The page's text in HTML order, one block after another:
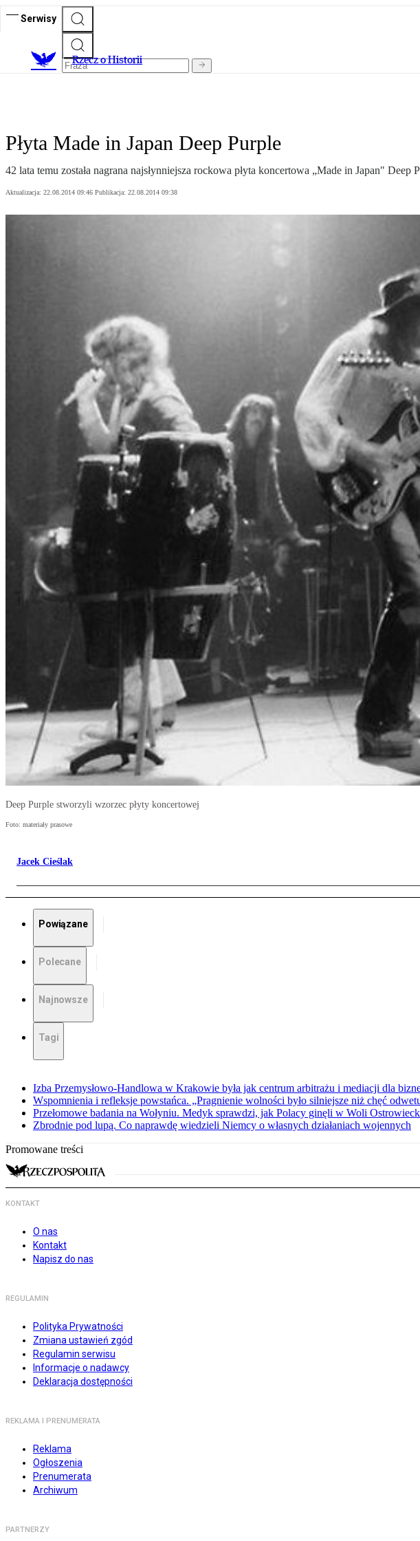
Serwisy
Rzecz o Historii
Płyta Made in Japan Deep Purple
42 lata temu została nagrana najsłynniejsza rockowa płyta koncertowa „Made in Japan"
Aktualizacja: 22.08.2014 09:46 Publikacja: 22.08.2014 09:38
Deep Purple stworzyli wzorzec płyty koncertowej
Foto: materiały prasowe
Jacek Cieślak
Powiązane
Polecane
Najnowsze
Tagi
Izba Przemysłowo-Handlowa w Krakowie była jak centrum arbitrażu i mediacji dla
Wspomnienia i refleksje powstańca. „Pragnienie wolności było silniejsze niż chęć
Przełomowe badania na Wołyniu. Medyk sprawdzi, jak Polacy ginęli w Woli
Zbrodnie pod lupą. Co naprawdę wiedzieli Niemcy o własnych działaniach wojennych
Promowane treści
KONTAKT
O nas
Kontakt
Napisz do nas
REGULAMIN
Polityka Prywatności
Zmiana ustawień zgód
Regulamin serwisu
Informacje o nadawcy
Deklaracja dostępności
REKLAMA I PRENUMERATA
Reklama
Ogłoszenia
Prenumerata
Archiwum
PARTNERZY